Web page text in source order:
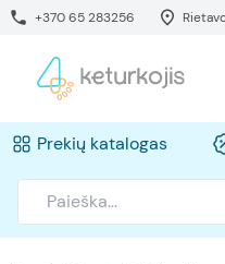
+370 65 283256
Prekių katalogas